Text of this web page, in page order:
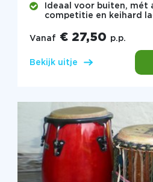
Ideaal voor buiten, mét
competitie en keihard
Vanaf € 27,50 p.p.
Bekijk uitje